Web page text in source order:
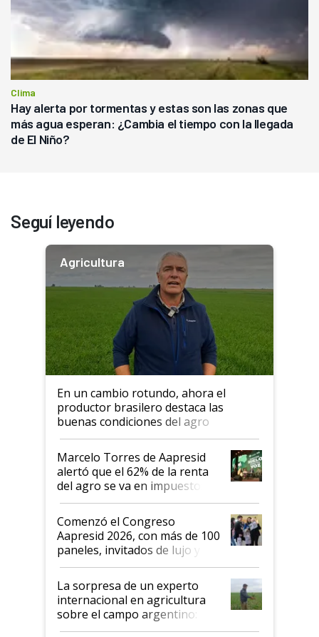
Clima
Hay alerta por tormentas y estas son las zonas que
más agua esperan: ¿Cambia el tiempo con la llegada
de El Niño?
Seguí leyendo
Agricultura
En un cambio rotundo, ahora el
productor brasilero destaca las
buenas condiciones del agro
argentino para invertir: "Los veo
más motivados"
Marcelo Torres de Aapresid
alertó que el 62% de la renta
del agro se va en impuestos:
"No es bueno que en
Argentina se sigan discutiendo
las mismas cosas de hace 50
años"
Comenzó el Congreso
Aapresid 2026, con más de 100
paneles, invitados de lujo y
todas las tendencias
La sorpresa de un experto
internacional en agricultura
sobre el campo argentino:
"Estoy muy impresionado"